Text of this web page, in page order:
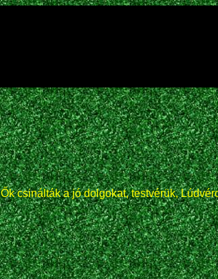
csinálták a jó dolgokat, testvérük,